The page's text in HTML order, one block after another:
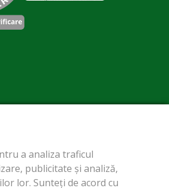
a analiza traficul
publicitate și analiză,
lor. Sunteți de acord cu